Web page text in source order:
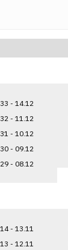
- 14.12
- 11.12
- 10.12
- 09.12
- 08.12
- 13.11
- 12.11